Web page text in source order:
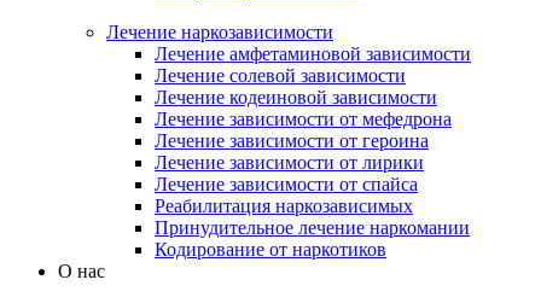
Лечение наркозависимости
Лечение амфетаминовой зависимости
Лечение солевой зависимости
Лечение кодеиновой зависимости
Лечение зависимости от мефедрона
Лечение зависимости от героина
Лечение зависимости от лирики
Лечение зависимости от спайса
Реабилитация наркозависимых
Принудительное лечение наркомании
Кодирование от наркотиков
О нас